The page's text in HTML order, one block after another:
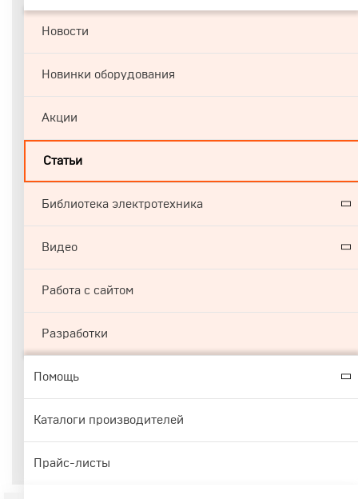
Новости
Новинки оборудования
Акции
Статьи
Библиотека электротехника
Видео
Работа с сайтом
Разработки
Помощь
Каталоги производителей
Прайс-листы